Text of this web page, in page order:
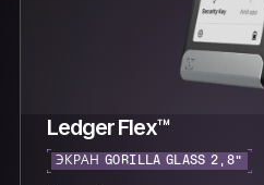
Ledger Flex™
ЭКРАН GORILLA GLASS 2,8″